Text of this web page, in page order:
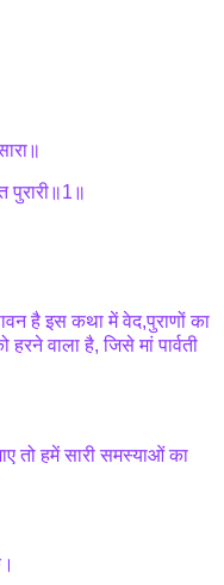
पुरारी॥1॥
है इस कथा में वेद,पुराणों का
वाला है, जिसे मां पार्वती
तो हमें सारी समस्याओं का